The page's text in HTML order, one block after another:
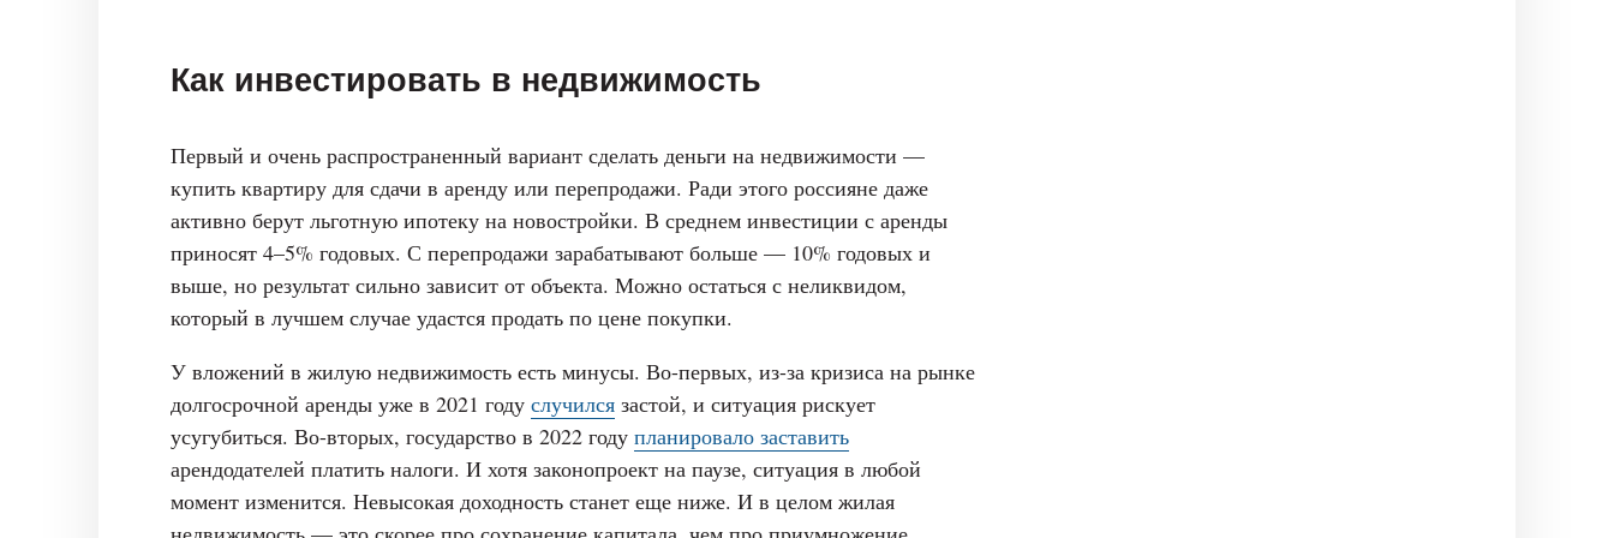
Как инвестировать в недвижимость
Первый и очень распространенный вариант сделать деньги на недвижимости —
купить квартиру для сдачи в аренду или перепродажи. Ради этого россияне даже
активно берут льготную ипотеку на новостройки. В среднем инвестиции с аренды
приносят 4–5% годовых. С перепродажи зарабатывают больше — 10% годовых и
выше, но результат сильно зависит от объекта. Можно остаться с неликвидом,
который в лучшем случае удастся продать по цене покупки.
У вложений в жилую недвижимость есть минусы. Во-первых, из-за кризиса на рынке
долгосрочной аренды уже в 2021 году случился застой, и ситуация рискует
усугубиться. Во-вторых, государство в 2022 году планировало заставить
арендодателей платить налоги. И хотя законопроект на паузе, ситуация в любой
момент изменится. Невысокая доходность станет еще ниже. И в целом жилая